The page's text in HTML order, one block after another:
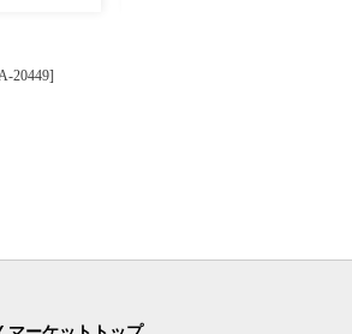
ト】 [A-52
20449]